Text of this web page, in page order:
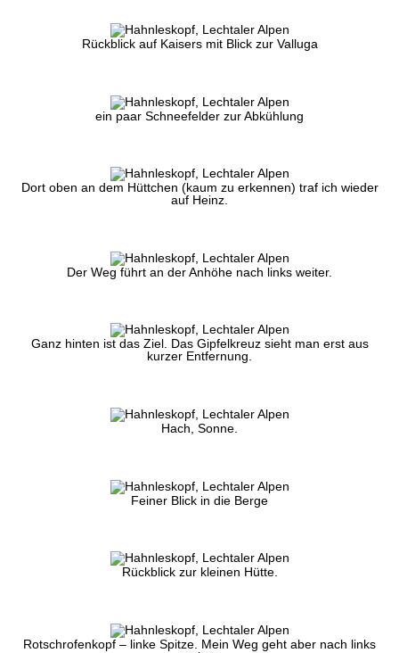
Rückblick auf Kaisers mit Blick zur Valluga
ein paar Schneefelder zur Abkühlung
Dort oben an dem Hüttchen (kaum zu erkennen) traf ich wieder
auf Heinz.
Der Weg führt an der Anhöhe nach links weiter.
Ganz hinten ist das Ziel. Das Gipfelkreuz sieht man erst aus
kurzer Entfernung.
Hach, Sonne.
Feiner Blick in die Berge
Rückblick zur kleinen Hütte.
Rotschrofenkopf – linke Spitze. Mein Weg geht aber nach links